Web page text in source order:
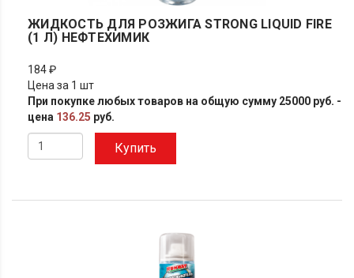
ЖИДКОСТЬ ДЛЯ РОЗЖИГА STRONG LIQUID FIRE
(1 Л) НЕФТЕХИМИК
184 ₽
Цена за 1 шт
При покупке любых товаров на общую сумму 25000 руб. -
цена 136.25 руб.
Купить